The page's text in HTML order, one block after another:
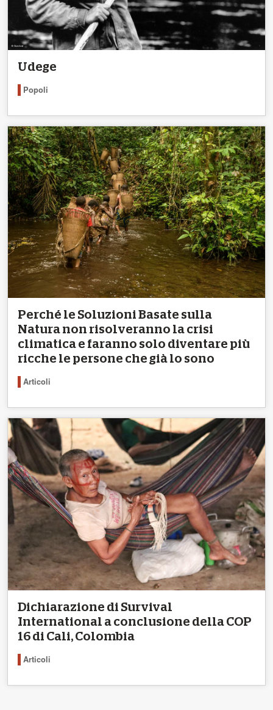
Udege
Popoli
Perché le Soluzioni Basate sulla
Natura non risolveranno la crisi
climatica e faranno solo diventare più
ricche le persone che già lo sono
Articoli
Dichiarazione di Survival
International a conclusione della COP
16 di Cali, Colombia
Articoli